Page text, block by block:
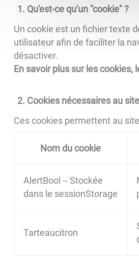
Qu'est-ce qu'un "cookie" ?
Un cookie est un fichier texte
utilisateur afin de faciliter la
désactiver.
En savoir plus sur les
Cookies nécessaires au
Ces cookies permettent au
Nom du cookie
AlertBool -- Stockée
dans le sessionStorage
Tarteaucitron